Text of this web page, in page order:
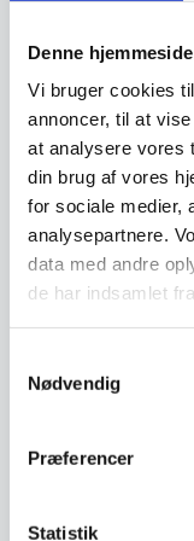
Denne
Vi bruger cookies
annoncer, til at
at analysere vores
din brug af vores
for sociale medier,
analysepartnere.
data med andre
de har indsamlet
Nødvendig
Præferencer
Statistik
Vi prismatcher
Rundt Cafebord – Ø